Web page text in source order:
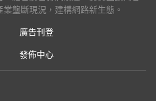
壟斷現況，建構網路新生態。
廣告刊登
發佈中心